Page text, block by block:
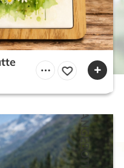
ANGEBOT!